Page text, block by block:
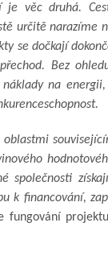
věc druhá.
určitě narazíme
se dočkají
Bez
na
společnosti
k financování,
fungování projektu